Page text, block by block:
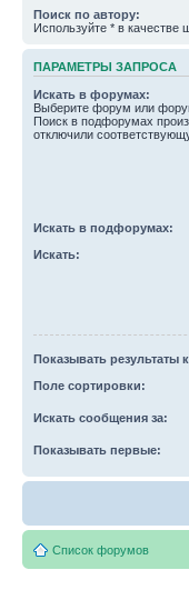
Поиск по автору:
Используйте * в качестве
ПАРАМЕТРЫ ЗАПРОСА
Искать в форумах:
Выберите форум или
Поиск в подфорумах
отключили
Искать в подфорумах:
Искать:
Показывать результаты
Поле сортировки:
Искать сообщения за:
Показывать первые:
Список форумов